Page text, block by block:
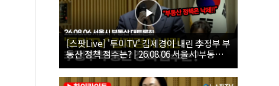
[스팟Live] '투미TV' 김제경이 내린 李정부 부
동산 정책 점수는? | 26.08.06 서울시 부동산
대토론회